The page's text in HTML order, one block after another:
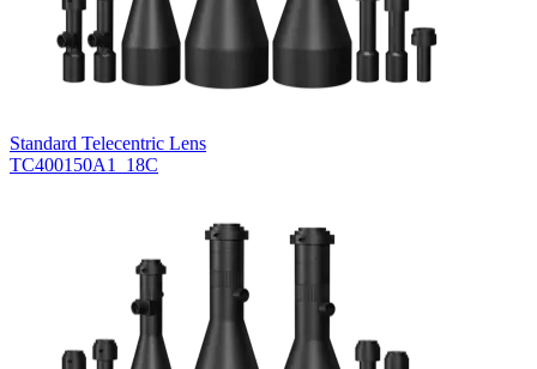
Standard Telecentric Lens
TC400150A1_18C